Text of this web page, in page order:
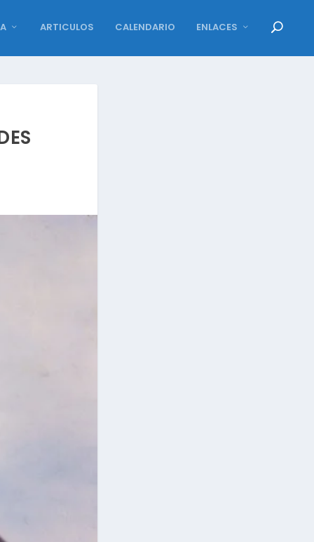
ARTICULOS CALENDARIO ENLACES